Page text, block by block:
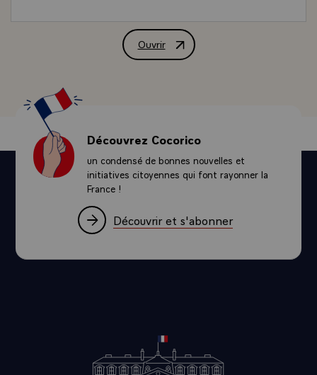
Ouvrir
Message de condoléances de M.
Découvrez Cocorico
un condensé de bonnes nouvelles et
initiatives citoyennes qui font rayonner la
France !
Découvrir et s'abonner